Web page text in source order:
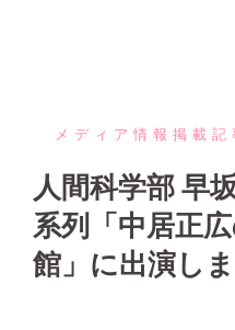
メディア情報掲載記
人間科学部 早
系列「中居正
館」に出演し